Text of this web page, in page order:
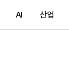
AI 산업